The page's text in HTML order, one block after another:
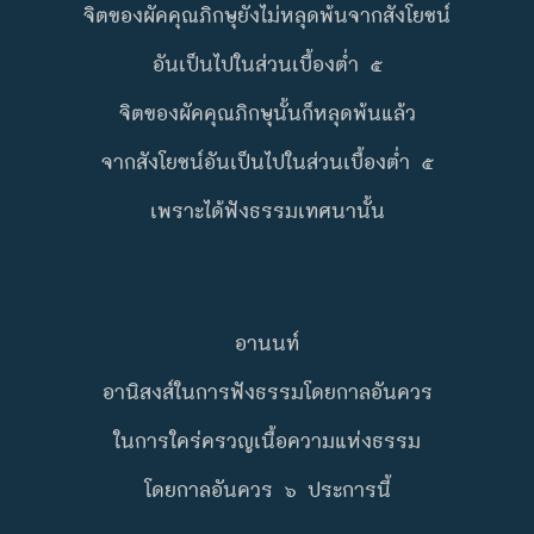
จิตของผัคคุณภิกษุยังไม่หลุดพ้นจากสังโยชน์
อันเป็นไปในส่วนเบื้องต่ำ ๕
จิตของผัคคุณภิกษุนั้นก็หลุดพ้นแล้ว
จากสังโยชน์อันเป็นไปในส่วนเบื้องต่ำ ๕
เพราะได้ฟังธรรมเทศนานั้น
อานนท์
อานิสงส์ในการฟังธรรมโดยกาลอันควร
ในการใคร่ครวญเนื้อความแห่งธรรม
โดยกาลอันควร ๖ ประการนี้